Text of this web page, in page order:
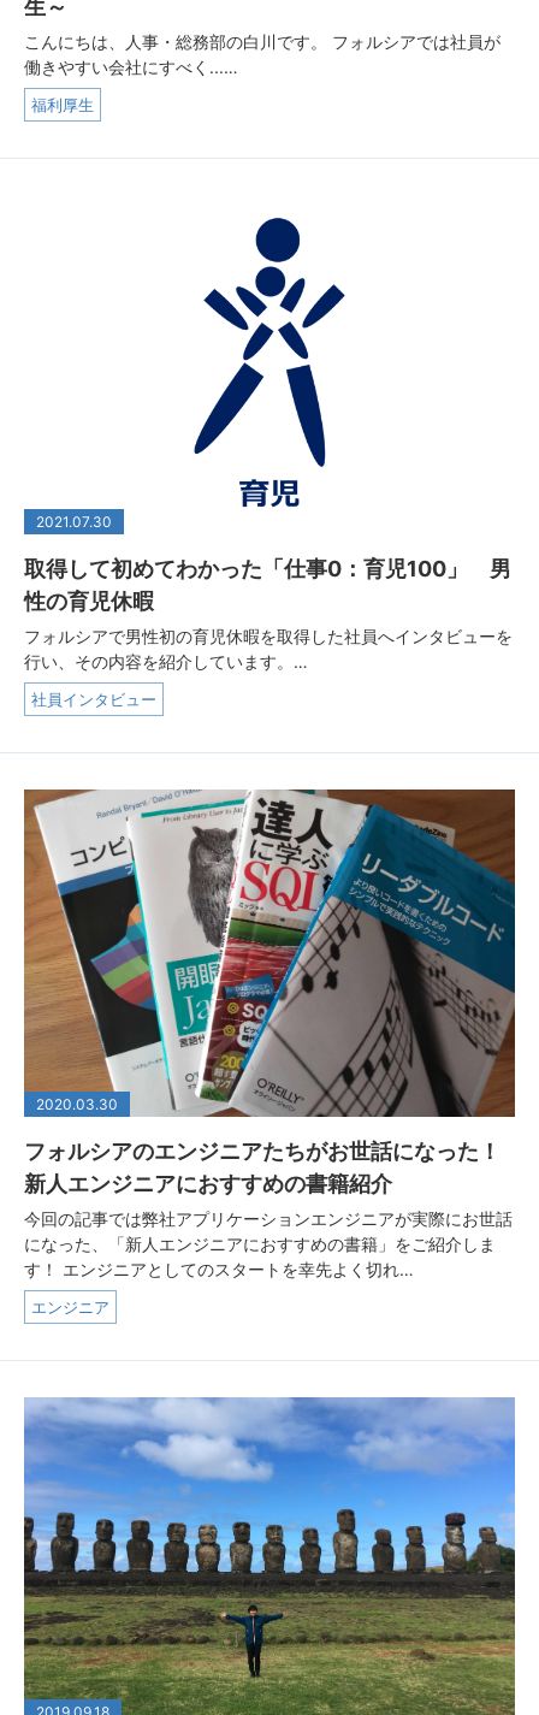
生～
こんにちは、人事・総務部の白川です。 フォルシアでは社員が
働きやすい会社にすべく...…
福利厚生
2021.07.30
取得して初めてわかった「仕事0：育児100」 男
性の育児休暇
フォルシアで男性初の育児休暇を取得した社員へインタビューを
行い、その内容を紹介しています。…
社員インタビュー
2020.03.30
フォルシアのエンジニアたちがお世話になった！
新人エンジニアにおすすめの書籍紹介
今回の記事では弊社アプリケーションエンジニアが実際にお世話
になった、「新人エンジニアにおすすめの書籍」をご紹介しま
す！ エンジニアとしてのスタートを幸先よく切れ…
エンジニア